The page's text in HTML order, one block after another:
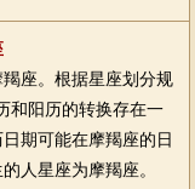
座。根据星座划分规
和阳历的转换存在一
期可能在摩羯座的日
人星座为摩羯座。